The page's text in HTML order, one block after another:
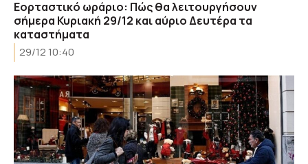
Εορταστικό ωράριο: Πώς θα λειτουργήσουν
σήμερα Κυριακή 29/12 και αύριο Δευτέρα τα
καταστήματα
29/12 10:40